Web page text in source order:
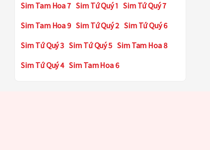
Sim Tam Hoa 7 Sim Tứ Quý 1 Sim Tứ Quý 7
Sim Tam Hoa 9 Sim Tứ Quý 2 Sim Tứ Quý 6
Sim Tứ Quý 3 Sim Tứ Quý 5 Sim Tam Hoa 8
Sim Tứ Quý 4 Sim Tam Hoa 6